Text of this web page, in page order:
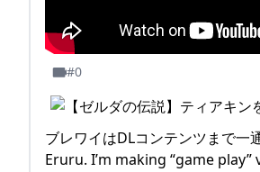
#0
ブレワイはDLコンテンツまで
Eruru. I’m making “game play”